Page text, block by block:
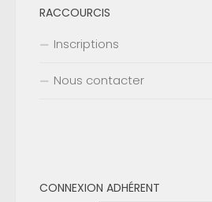
RACCOURCIS
Inscriptions
Nous contacter
CONNEXION ADHÉRENT